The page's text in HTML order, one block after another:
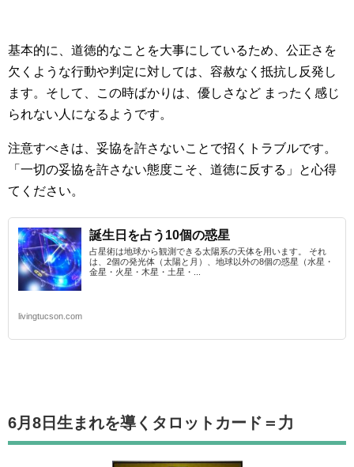
基本的に、道徳的なことを大事にしているため、公正さを
欠くような行動や判定に対しては、容赦なく抵抗し反発し
ます。そして、この時ばかりは、優しさなど まったく感じ
られない人になるようです。
注意すべきは、妥協を許さないことで招くトラブルです。
「一切の妥協を許さない態度こそ、道徳に反する」と心得
てください。
誕生日を占う10個の惑星
占星術は地球から観測できる太陽系の天体を用います。 それ
は、2個の発光体（太陽と月）、地球以外の8個の惑星（水星・
金星・火星・木星・土星・...
livingtucson.com
6月8日生まれを導くタロットカード ＝力